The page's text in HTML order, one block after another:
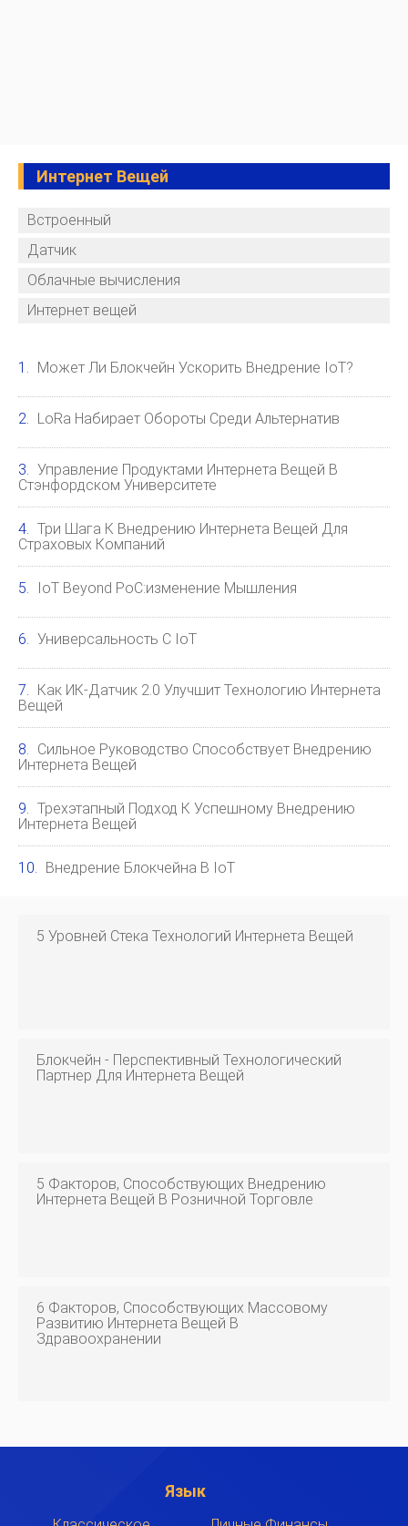
Интернет Вещей
Встроенный
Датчик
Облачные вычисления
Интернет вещей
Может Ли Блокчейн Ускорить Внедрение IoT?
LoRa Набирает Обороты Среди Альтернатив
Управление Продуктами Интернета Вещей В
Стэнфордском Университете
Три Шага К Внедрению Интернета Вещей Для
Страховых Компаний
IoT Beyond PoC:изменение Мышления
Универсальность С IoT
Как ИК-Датчик 2.0 Улучшит Технологию Интернета
Вещей
Сильное Руководство Способствует Внедрению
Интернета Вещей
Трехэтапный Подход К Успешному Внедрению
Интернета Вещей
Внедрение Блокчейна В IoT
5 Уровней Стека Технологий Интернета Вещей
Блокчейн - Перспективный Технологический
Партнер Для Интернета Вещей
5 Факторов, Способствующих Внедрению
Интернета Вещей В Розничной Торговле
6 Факторов, Способствующих Массовому
Развитию Интернета Вещей В
Здравоохранении
Язык